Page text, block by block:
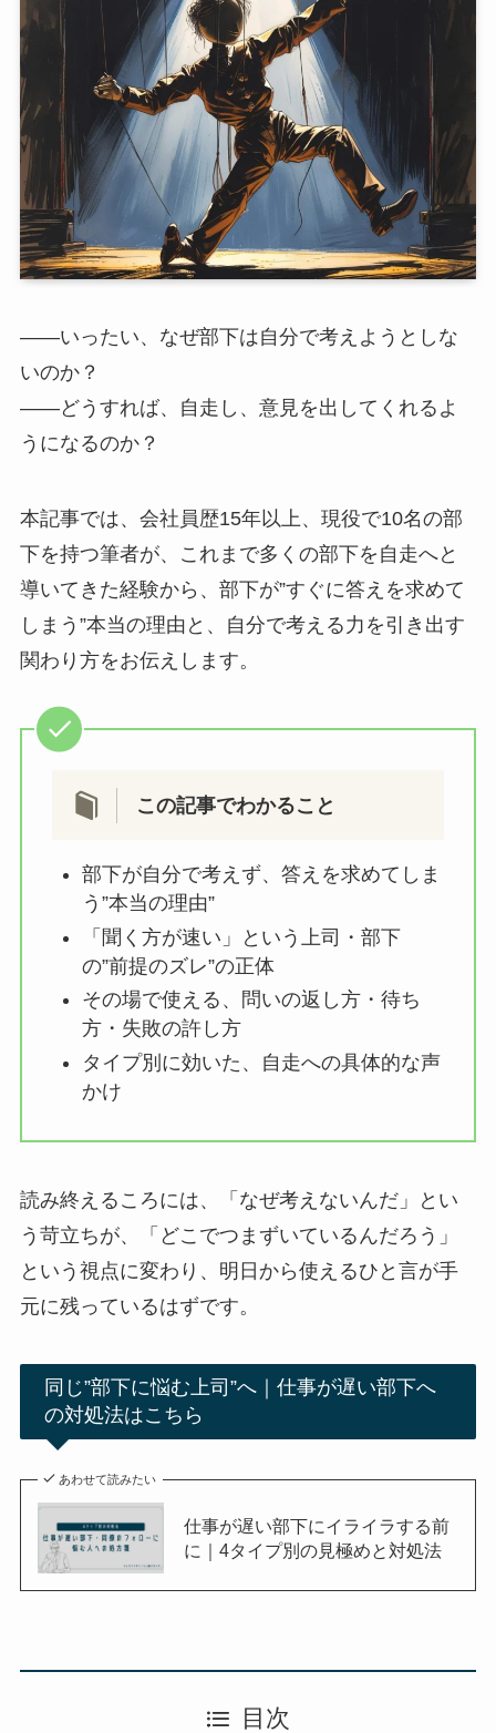
——いったい、なぜ部下は自分で考えようとしな
いのか？
——どうすれば、自走し、意見を出してくれるよ
うになるのか？
本記事では、会社員歴15年以上、現役で10名の部
下を持つ筆者が、これまで多くの部下を自走へと
導いてきた経験から、部下が”すぐに答えを求めて
しまう”本当の理由と、自分で考える力を引き出す
関わり方をお伝えします。
この記事でわかること
部下が自分で考えず、答えを求めてしま
う”本当の理由”
「聞く方が速い」という上司・部下
の”前提のズレ”の正体
その場で使える、問いの返し方・待ち
方・失敗の許し方
タイプ別に効いた、自走への具体的な声
かけ
読み終えるころには、「なぜ考えないんだ」とい
う苛立ちが、「どこでつまずいているんだろう」
という視点に変わり、明日から使えるひと言が手
元に残っているはずです。
同じ”部下に悩む上司”へ｜仕事が遅い部下へ
の対処法はこちら
あわせて読みたい
仕事が遅い部下にイライラする前
に｜4タイプ別の見極めと対処法
目次